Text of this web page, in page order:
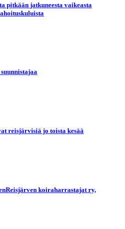
pitkään jatkuneesta vaikeasta
reisjärvisiä jo toista kesää
koiraharrastajat ry,